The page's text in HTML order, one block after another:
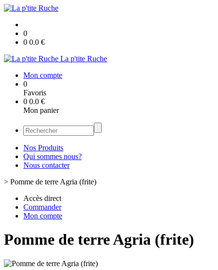
0
0 0.0 €
La p'tite Ruche
Mon compte
0
Favoris
0 0.0 €
Mon panier
Nos Produits
Qui sommes nous?
Nous contacter
> Pomme de terre Agria (frite)
Accès direct
Commander
Mon compte
Pomme de terre Agria (frite)